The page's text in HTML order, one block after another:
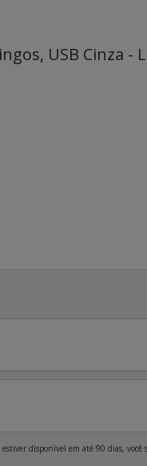
USB Cinza -
disponível em até 90 dias, você